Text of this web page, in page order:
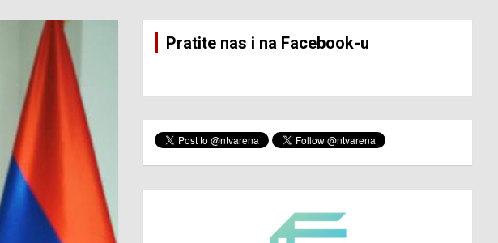
Pratite nas i na Facebook-u